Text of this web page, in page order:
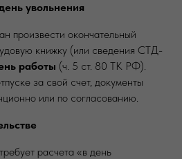
увольнения
произвести окончательный
книжку (или сведения СТД-
работы (ч. 5 ст. 80 ТК РФ).
за свой счет, документы
или по согласованию.
расчета «в день